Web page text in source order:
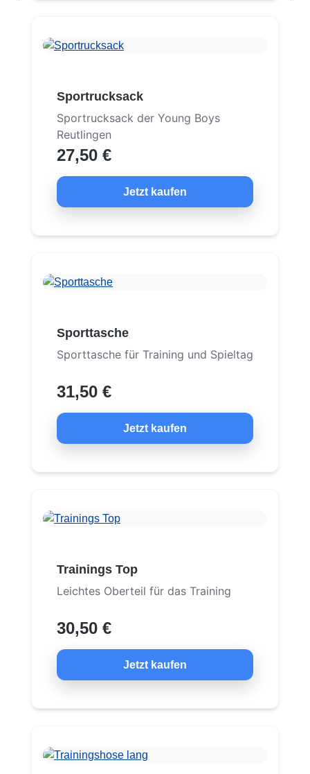
Sportrucksack
Sportrucksack der Young Boys
Reutlingen
27,50 €
Jetzt kaufen
Sporttasche
Sporttasche für Training und Spieltag
31,50 €
Jetzt kaufen
Trainings Top
Leichtes Oberteil für das Training
30,50 €
Jetzt kaufen